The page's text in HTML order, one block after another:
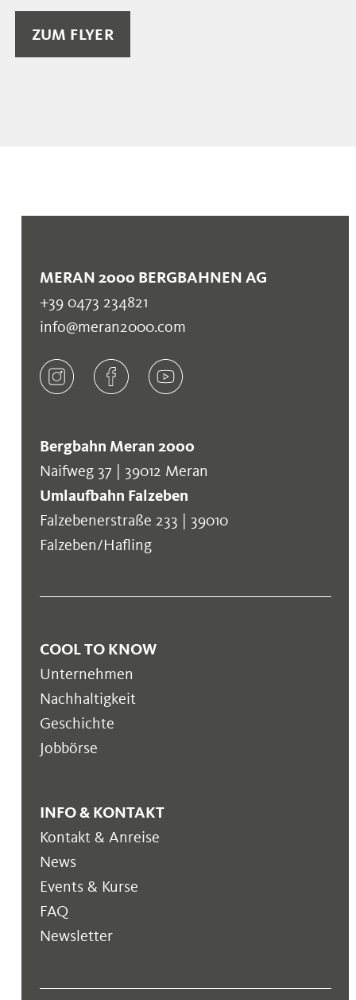
ZUM FLYER
MERAN 2000 BERGBAHNEN AG
+39 0473 234821
info@meran2000.com
Bergbahn Meran 2000
Naifweg 37 | 39012 Meran
Umlaufbahn Falzeben
Falzebenerstraße 233 | 39010
Falzeben/Hafling
COOL TO KNOW
Unternehmen
Nachhaltigkeit
Geschichte
Jobbörse
INFO & KONTAKT
Kontakt & Anreise
News
Events & Kurse
FAQ
Newsletter